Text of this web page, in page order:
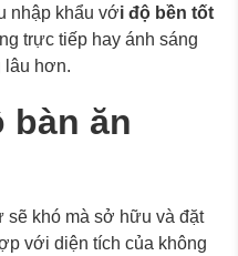
nhập khẩu với độ bền tốt
trực tiếp hay ánh sáng
lâu hơn.
ăn
sẽ khó mà sở hữu và đặt
với diện tích của không